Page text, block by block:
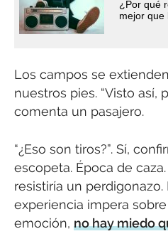
¿Por qué
mejor que
Los campos se
nuestros pies. “Visto así,
comenta un pasajero.
“¿Eso son tiros?”. Sí,
escopeta. Época de
resistiría un
experiencia impera
emoción, no hay miedo